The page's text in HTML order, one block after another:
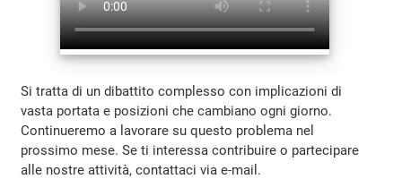
Si tratta di un dibattito complesso con implicazioni di
vasta portata e posizioni che cambiano ogni giorno.
Continueremo a lavorare su questo problema nel
prossimo mese. Se ti interessa contribuire o partecipare
alle nostre attività, contattaci via e-mail.